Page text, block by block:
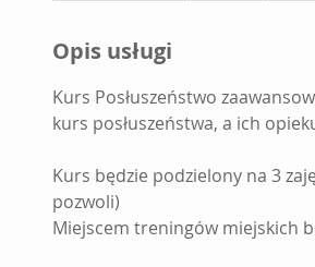
o
c
z
n
Opis usługi
Kurs Posłuszeństwo
kurs posłuszeństwa, a ich
Kurs będzie podzielony na 3
pozwoli)
Miejscem treningów miejskich